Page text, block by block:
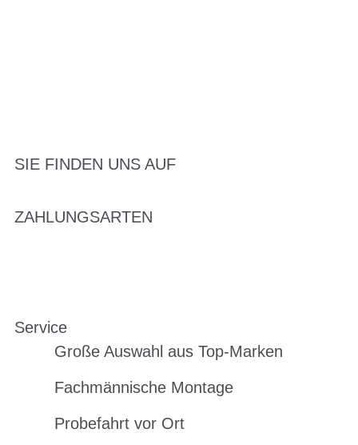
SIE FINDEN UNS AUF
ZAHLUNGSARTEN
Service
Große Auswahl aus Top-Marken
Fachmännische Montage
Probefahrt vor Ort